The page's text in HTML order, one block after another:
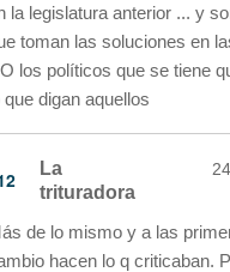
la legislatura anterior ... y
toman las soluciones en
los políticos que se tiene
que digan aquellos
La
trituradora
de lo mismo y a las
hacen lo q criticaban.